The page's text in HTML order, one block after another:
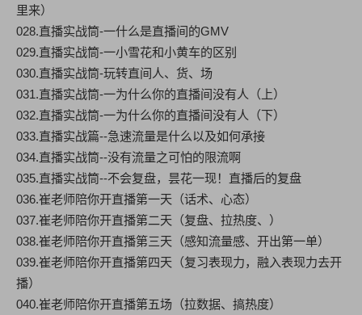
里来）
028.直播实战筒-一什么是直播间的GMV
029.直播实战筒-一小雪花和小黄车的区别
030.直播实战筒-玩转直间人、货、场
031.直播实战筒-一为什么你的直播间没有人（上）
032.直播实战筒-一为什么你的直播间没有人（下）
033.直播实战篇--急速流量是什么以及如何承接
034.直播实战筒--没有流量之可怕的限流啊
035.直播实战筒--不会复盘，昙花一现！直播后的复盘
036.崔老师陪你开直播第一天（话术、心态）
037.崔老师陪你开直播第二天（复盘、拉热度、）
038.崔老师陪你开直播第三天（感知流量感、开出第一单）
039.崔老师陪你开直播第四天（复习表现力，融入表现力去开
播）
040.崔老师陪你开直播第五场（拉数据、搞热度）